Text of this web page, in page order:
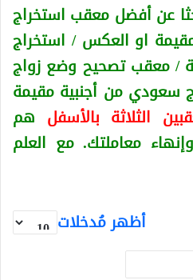
عن أفضل معقب استخراج
او العكس/ استخراج
/ معقب تصحيح وضع زواج
سعودي من أجنبية مقيمة
الثلاثة بالأسفل هم
معاملتك. مع العلم
أظهر مُدخلات